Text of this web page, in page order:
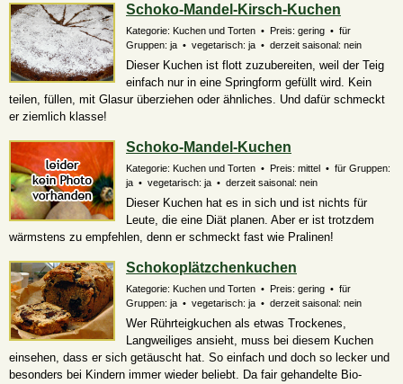
Schoko-Mandel-Kirsch-Kuchen
Kategorie: Kuchen und Torten • Preis: gering • für
Gruppen: ja • vegetarisch: ja • derzeit saisonal: nein
Dieser Kuchen ist flott zuzubereiten, weil der Teig
einfach nur in eine Springform gefüllt wird. Kein
teilen, füllen, mit Glasur überziehen oder ähnliches. Und dafür schmeckt
er ziemlich klasse!
Schoko-Mandel-Kuchen
Kategorie: Kuchen und Torten • Preis: mittel • für Gruppen:
ja • vegetarisch: ja • derzeit saisonal: nein
Dieser Kuchen hat es in sich und ist nichts für
Leute, die eine Diät planen. Aber er ist trotzdem
wärmstens zu empfehlen, denn er schmeckt fast wie Pralinen!
Schokoplätzchenkuchen
Kategorie: Kuchen und Torten • Preis: gering • für
Gruppen: ja • vegetarisch: ja • derzeit saisonal: nein
Wer Rührteigkuchen als etwas Trockenes,
Langweiliges ansieht, muss bei diesem Kuchen
einsehen, dass er sich getäuscht hat. So einfach und doch so lecker und
besonders bei Kindern immer wieder beliebt. Da fair gehandelte Bio-